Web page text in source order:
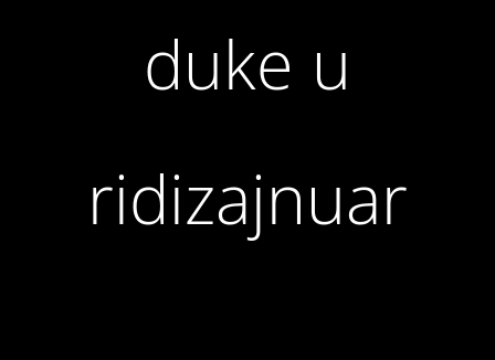
duke u
ridizajnuar